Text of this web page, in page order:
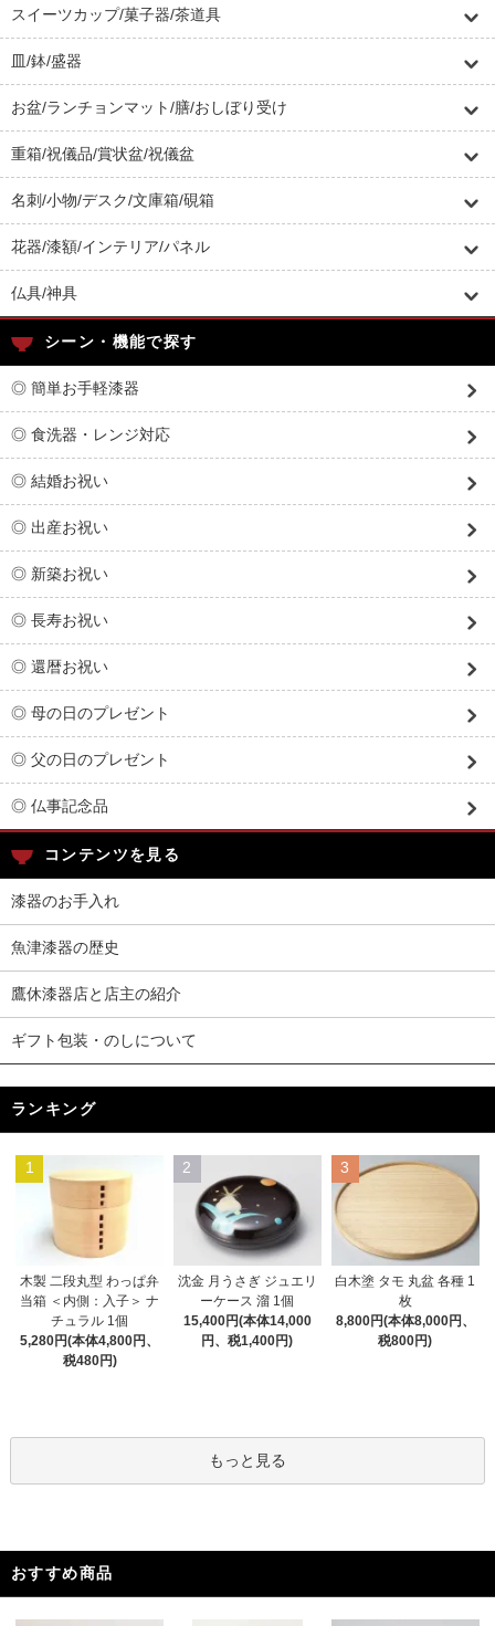
スイーツカップ/菓子器/茶道具
皿/鉢/盛器
お盆/ランチョンマット/膳/おしぼり受け
重箱/祝儀品/賞状盆/祝儀盆
名刺/小物/デスク/文庫箱/硯箱
花器/漆額/インテリア/パネル
仏具/神具
シーン・機能で探す
◎ 簡単お手軽漆器
◎ 食洗器・レンジ対応
◎ 結婚お祝い
◎ 出産お祝い
◎ 新築お祝い
◎ 長寿お祝い
◎ 還暦お祝い
◎ 母の日のプレゼント
◎ 父の日のプレゼント
◎ 仏事記念品
コンテンツを見る
漆器のお手入れ
魚津漆器の歴史
鷹休漆器店と店主の紹介
ギフト包装・のしについて
ランキング
1
木製 二段丸型 わっぱ弁
当箱 ＜内側：入子＞ ナ
チュラル 1個
5,280円(本体4,800円、
税480円)
2
沈金 月うさぎ ジュエリ
ーケース 溜 1個
15,400円(本体14,000
円、税1,400円)
3
白木塗 タモ 丸盆 各種 1
枚
8,800円(本体8,000円、
税800円)
もっと見る
おすすめ商品